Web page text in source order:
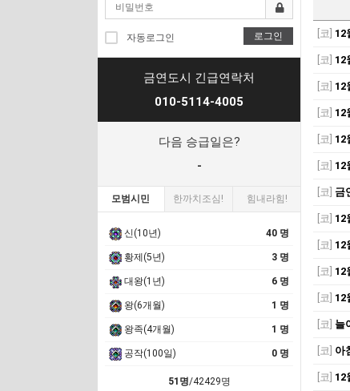
자동로그인 로그인
금연도시 긴급연락처
010-5114-4005
다음 승급일은?
-
모범시민 한까치조심! 힘내라힘!
신(10년) 40 명
황제(5년) 3 명
대왕(1년) 6 명
왕(6개월) 1 명
왕족(4개월) 1 명
공작(100일) 0 명
51명/42429명
[코] 12
[코] 12
[코] 12
[코] 12
[코] 12
[코] 12
[코] 금
[코] 12
[코] 12
[코] 12
[코] 12
[코] 늘
[코] 아
[코] 12